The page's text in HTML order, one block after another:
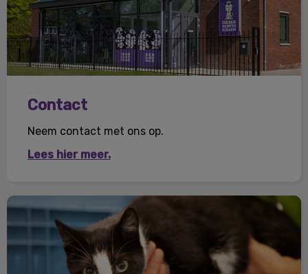
Contact
Neem contact met ons op.
Lees hier meer.
Onze diensten